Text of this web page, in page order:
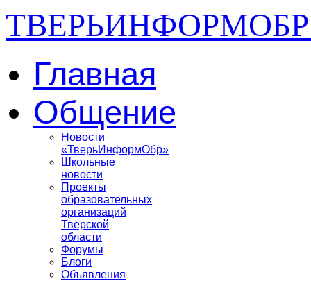
ТВЕРЬИНФОРМОБР
Главная
Общение
Новости
«ТверьИнформОбр»
Школьные
новости
Проекты
образовательных
организаций
Тверской
области
Форумы
Блоги
Объявления